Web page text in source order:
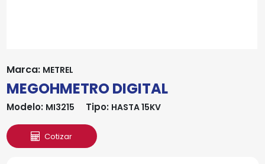
Marca: METREL
MEGOHMETRO DIGITAL
Modelo: MI3215 Tipo: HASTA 15KV
Cotizar